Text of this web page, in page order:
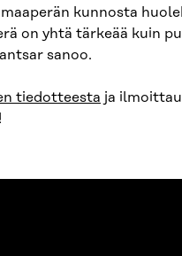
kunnosta
on yhtä tärkeää kuin
sanoo.
tiedotteesta ja